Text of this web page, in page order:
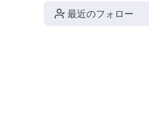
最近のフォロー